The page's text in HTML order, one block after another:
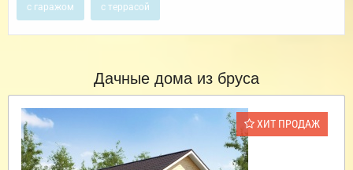
с гаражом с террасой
Дачные дома из бруса
ХИТ ПРОДАЖ